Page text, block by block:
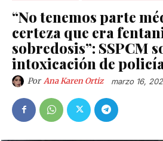
“No tenemos parte
certeza que era
sobredosis”: SSPCM
intoxicación de
Por Ana Karen Ortiz marzo 16,